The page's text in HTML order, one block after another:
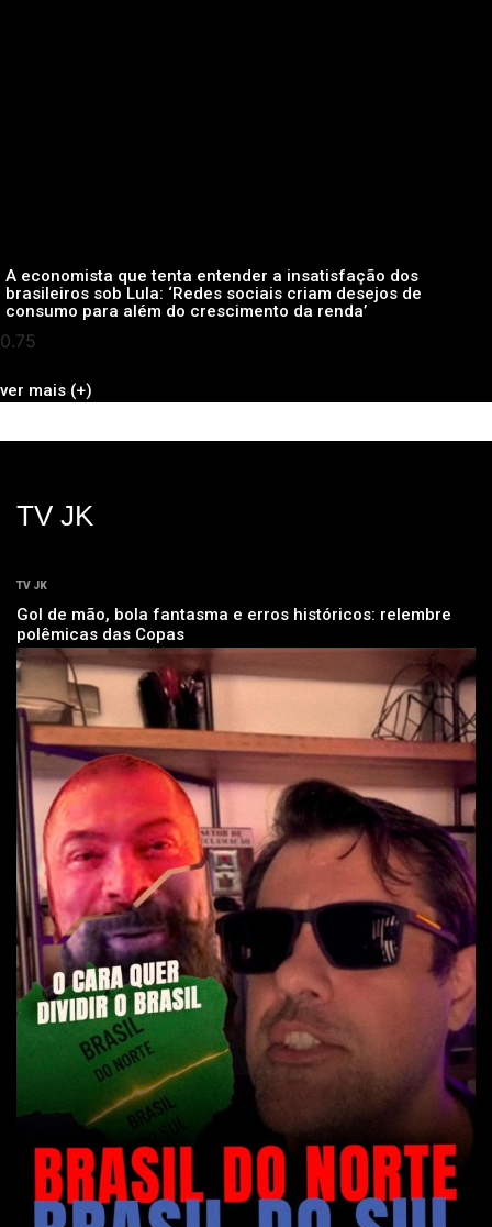
A economista que tenta entender a insatisfação dos
brasileiros sob Lula: ‘Redes sociais criam desejos de
consumo para além do crescimento da renda’
ver mais (+)
TV JK
TV JK
Gol de mão, bola fantasma e erros históricos: relembre
polêmicas das Copas